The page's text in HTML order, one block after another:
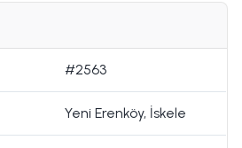
#2563
Yeni Erenköy, İskele